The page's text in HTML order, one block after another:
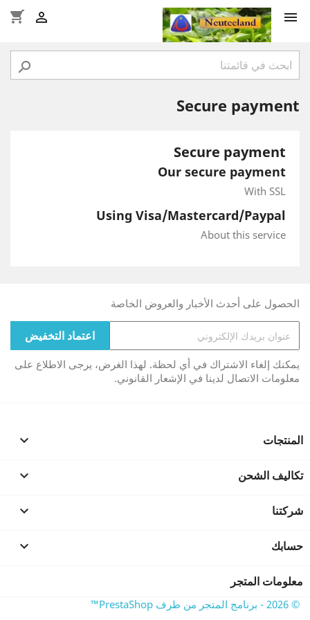

shopping_cart 

Secure payment
Secure payment
Our secure payment
With SSL
Using Visa/Mastercard/Paypal
About this service
الحصول على أحدث الأخبار والعروض الخاصة
يمكنك إلغاء الاشتراك في أي لحظة. لهذا الغرض، يرجى الاطلاع على
معلومات الاتصال لدينا في الإشعار القانوني.
المنتجات 
تكاليف الشحن 
شركتنا 
حسابك 
معلومات المتجر
© 2026 - برنامج المتجر من طرف PrestaShop™